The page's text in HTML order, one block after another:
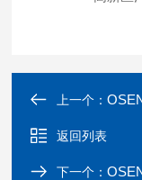
上一个：
返回列表
下一个：OSEN-